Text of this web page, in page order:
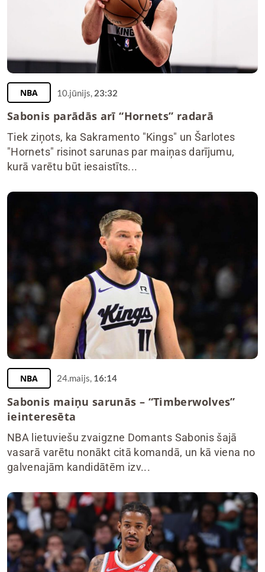
NBA 10.jūnijs, 23:32
Sabonis parādās arī “Hornets” radarā
Tiek ziņots, ka Sakramento "Kings" un Šarlotes
"Hornets" risinot sarunas par maiņas darījumu,
kurā varētu būt iesaistīts...
NBA 24.maijs, 16:14
Sabonis maiņu sarunās – “Timberwolves”
ieinteresēta
NBA lietuviešu zvaigzne Domants Sabonis šajā
vasarā varētu nonākt citā komandā, un kā viena no
galvenajām kandidātēm izv...